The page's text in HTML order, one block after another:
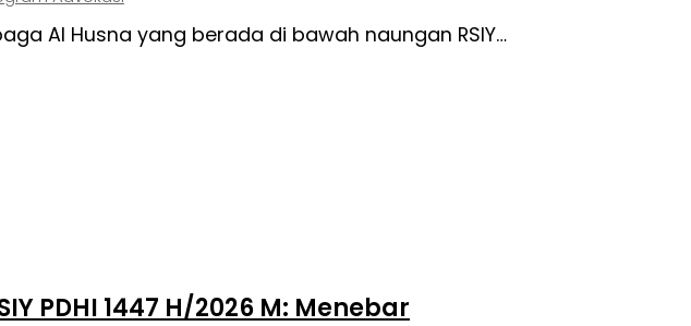
Al Husna yang berada di bawah naungan RSIY…
PDHI 1447 H/2026 M: Menebar